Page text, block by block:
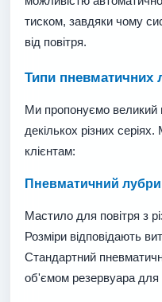
тиском, завдяки чому
від повітря.
Типи пневматичних
Ми пропонуємо великий
декількох різних
клієнтам:
Пневматичний
Мастило для повітря з
Розміри відповідають
Стандартний
об'ємом резервуара для